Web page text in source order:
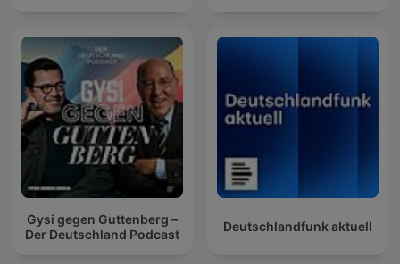
Gysi gegen Guttenberg –
Der Deutschland Podcast
Deutschlandfunk aktuell